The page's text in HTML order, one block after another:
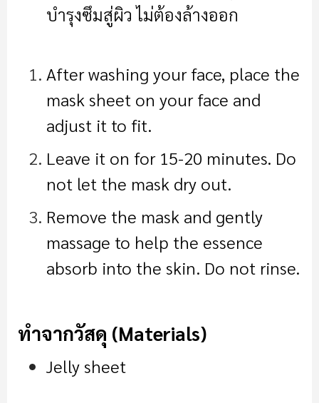
บำรุงซึมสู่ผิว ไม่ต้องล้างออก
After washing your face, place the
mask sheet on your face and
adjust it to fit.
Leave it on for 15-20 minutes. Do
not let the mask dry out.
Remove the mask and gently
massage to help the essence
absorb into the skin. Do not rinse.
ทำจากวัสดุ (Materials)
Jelly sheet